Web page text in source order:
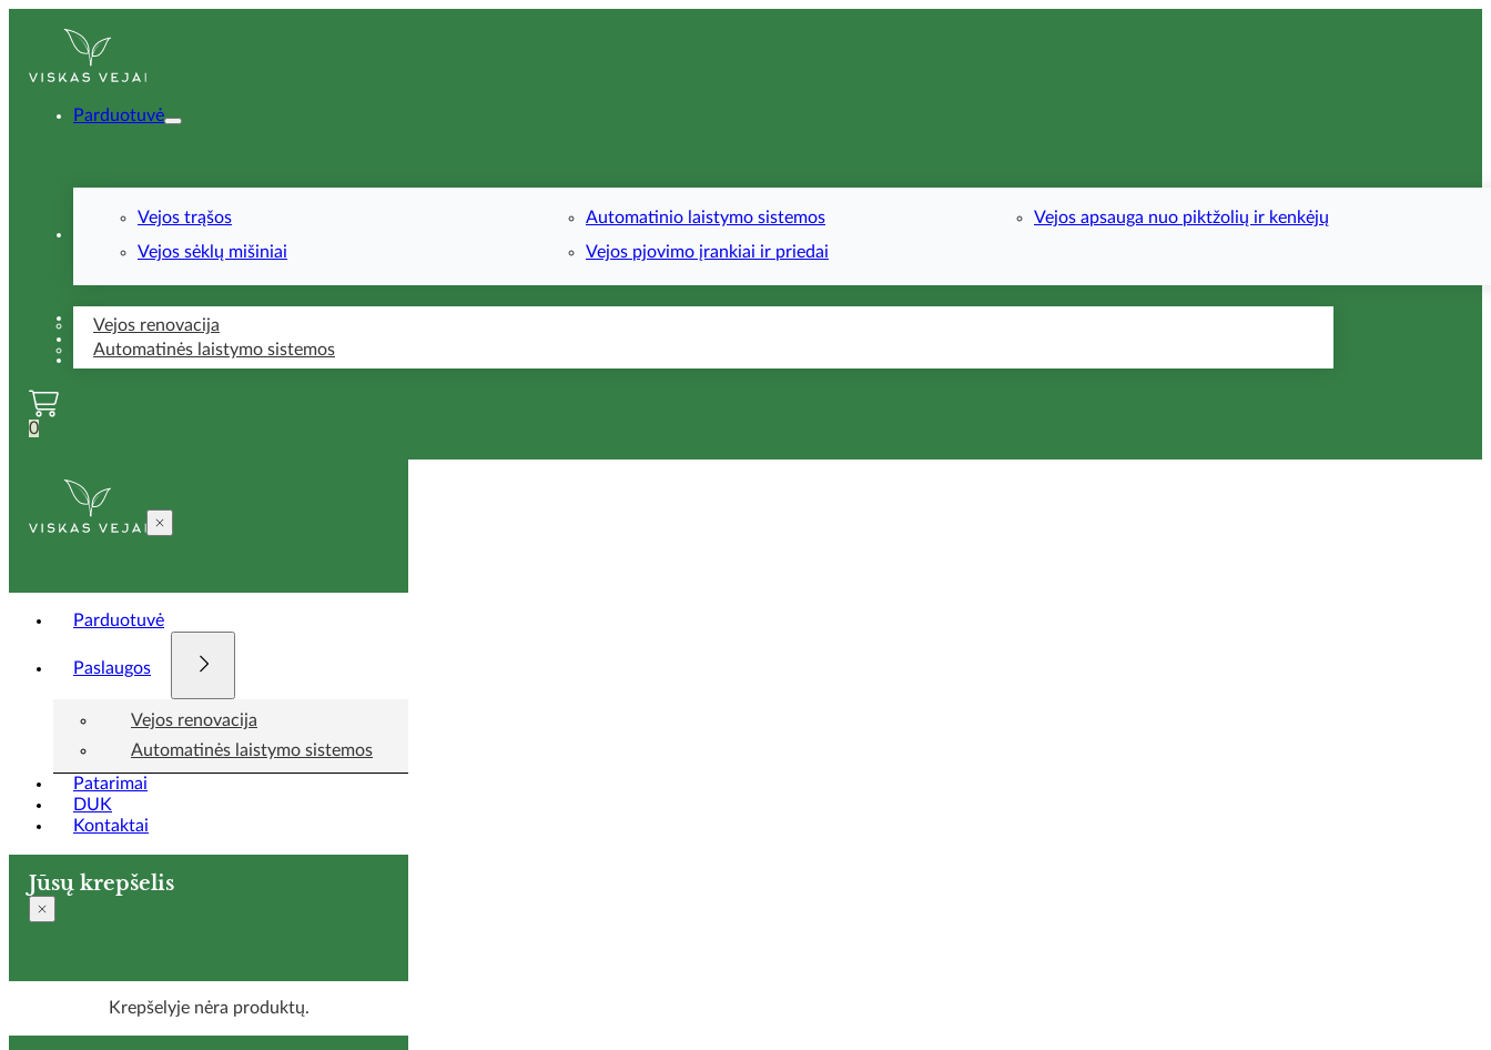
Parduotuvė
Vejos trąšos
Vejos sėklų mišiniai
Automatinio laistymo sistemos
Vejos pjovimo įrankiai ir priedai
Vejos apsauga nuo piktžolių ir kenkėjų
Vejos renovacija
Automatinės laistymo sistemos
Patarimai
DUK
Kontaktai
0
Parduotuvė
Paslaugos
Vejos renovacija
Automatinės laistymo sistemos
Patarimai
DUK
Kontaktai
Jūsų krepšelis
Krepšelyje nėra produktų.